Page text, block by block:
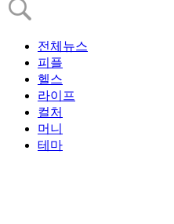
전체뉴스
피플
헬스
라이프
컬처
머니
테마